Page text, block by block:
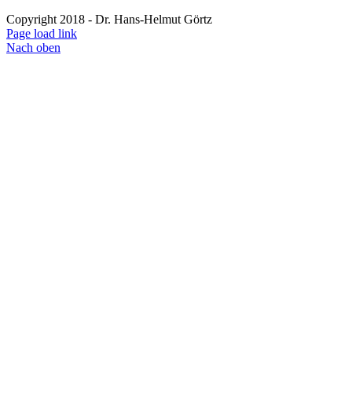
Copyright 2018 - Dr. Hans-Helmut Görtz
Page load link
Nach oben